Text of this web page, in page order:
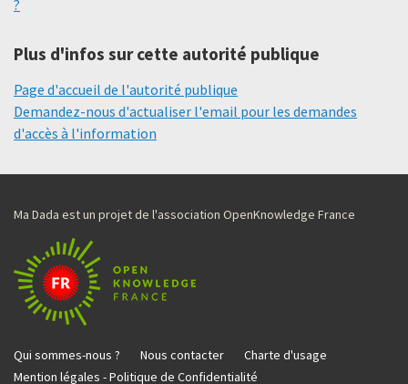
?
Plus d'infos sur cette autorité publique
Page d'accueil de l'autorité publique
Demandez-nous d'actualiser l'email pour les demandes
d'accès à l'information
Ma Dada est un projet de l'association OpenKnowledge France
Qui sommes-nous ? Nous contacter
Charte d'usage
Mention légales - Politique de Confidentialité